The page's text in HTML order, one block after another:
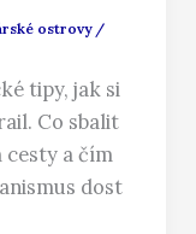
ostrovy/
tipy, jak si
Co sbalit
cesty a čím
dost